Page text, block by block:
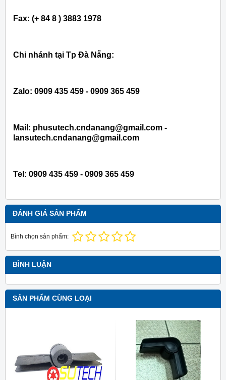
Fax: (+ 84 8 ) 3883 1978
Chi nhánh tại Tp Đà Nẵng:
Zalo: 0909 435 459 - 0909 365 459
Mail: phusutech.cndanang@gmail.com -
lansutech.cndanang@gmail.com
Tel: 0909 435 459 - 0909 365 459
ĐÁNH GIÁ SẢN PHẨM
Bình chọn sản phẩm:
BÌNH LUẬN
SẢN PHẨM CÙNG LOẠI